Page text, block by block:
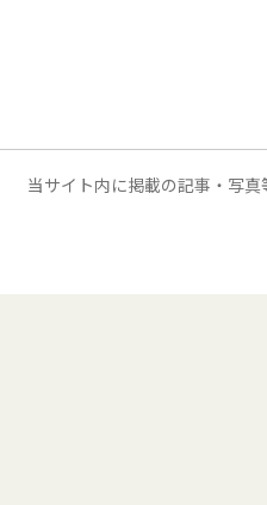
当サイト内に掲載の記事・写真